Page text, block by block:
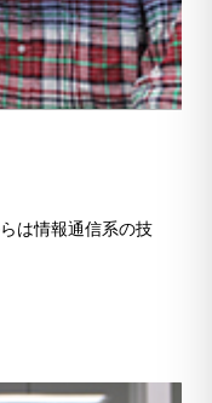
は情報通信系の技